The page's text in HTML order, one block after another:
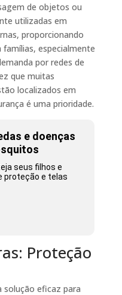
de objetos ou
utilizadas em
proporcionando
especialmente
por redes de
que muitas
localizados em
é uma prioridade.
e doenças
seus filhos e
proteção e telas
Proteção
solução eficaz para